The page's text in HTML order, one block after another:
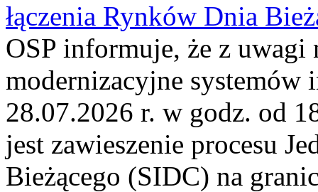
łączenia Rynków Dnia
OSP informuje, że z uwagi
modernizacyjne
28.07.2026 r. w godz. od
jest zawieszenie procesu
Bieżącego (SIDC) na